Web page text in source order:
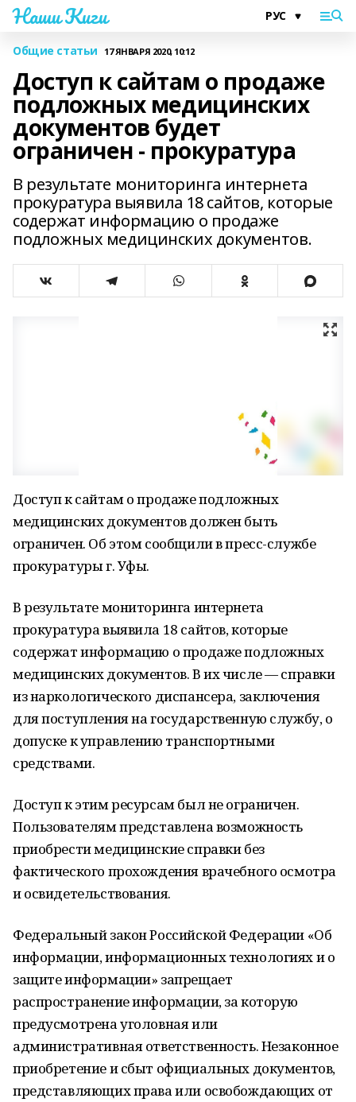
Наши Киги
Общие статьи 17 ЯНВАРЯ 2020, 10:12
Доступ к сайтам о продаже
подложных медицинских
документов будет
ограничен - прокуратура
В результате мониторинга интернета
прокуратура выявила 18 сайтов, которые
содержат информацию о продаже
подложных медицинских документов.
Доступ к сайтам о продаже подложных
медицинских документов должен быть
ограничен. Об этом сообщили в пресс-службе
прокуратуры г. Уфы.
В результате мониторинга интернета
прокуратура выявила 18 сайтов, которые
содержат информацию о продаже подложных
медицинских документов. В их числе — справки
из наркологического диспансера, заключения
для поступления на государственную службу, о
допуске к управлению транспортными
средствами.
Доступ к этим ресурсам был не ограничен.
Пользователям представлена возможность
приобрести медицинские справки без
фактического прохождения врачебного осмотра
и освидетельствования.
Федеральный закон Российской Федерации «Об
информации, информационных технологиях и о
защите информации» запрещает
распространение информации, за которую
предусмотрена уголовная или
административная ответственность. Незаконное
приобретение и сбыт официальных документов,
представляющих права или освобождающих от